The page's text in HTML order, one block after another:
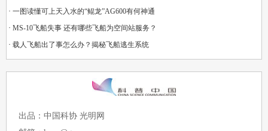
· 一图读懂可上天入水的“鲲龙”AG600有何神通
· MS-10飞船失事 还有哪些飞船为空间站服务？
· 载人飞船出了事怎么办？揭秘飞船逃生系统
出品：中国科协 光明网